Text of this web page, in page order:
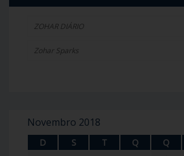
ZOHAR DIÁRIO
Zohar Sparks
Novembro 2018
D S T Q Q